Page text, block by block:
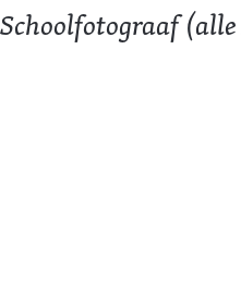
Schoolfotograaf (alle